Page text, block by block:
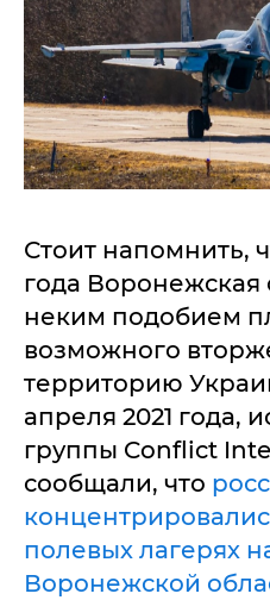
Стоит напомнить,
года Воронежская
неким подобием
возможного
территорию
апреля 2021 года,
группы Conflict
сообщали, что
полевых лагерях
Воронежской